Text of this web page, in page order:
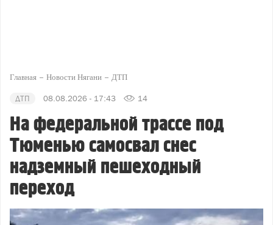
Главная Новости Нягани ДТП
ДТП 08.08.2026 - 17:43 14
На федеральной трассе под
Тюменью самосвал снес
надземный пешеходный
переход